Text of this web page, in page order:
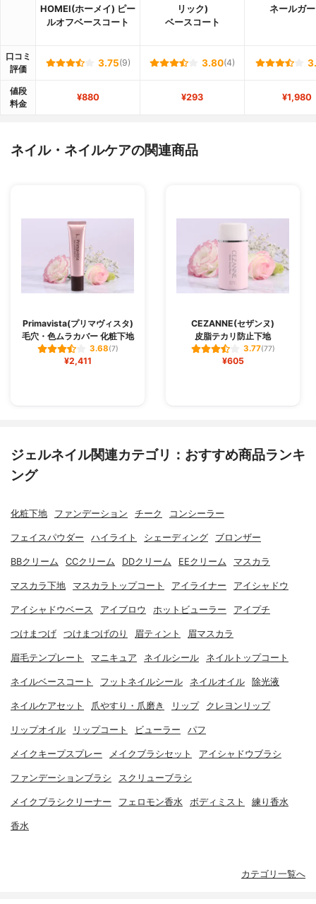
HOMEI(ホーメイ) ピー
ルオフベースコート
リック)
ベースコート
ネールガ
口コミ
評価
3.75(9) 3.80(4)
値段
料金
¥880 ¥293 ¥1,980
ネイル・ネイルケアの関連商品
Primavista(プリマヴィスタ)
毛穴・色ムラカバー 化粧下地
3.68(7)
¥2,411
CEZANNE(セザンヌ)
皮脂テカリ防止下地
3.77(77)
¥605
ジェルネイル関連カテゴリ：おすすめ商品ランキ
ング
化粧下地 ファンデーション チーク コンシーラー
フェイスパウダー ハイライト シェーディング ブロンザー
BBクリーム CCクリーム DDクリーム EEクリーム マスカラ
マスカラ下地 マスカラトップコート アイライナー アイシャドウ
アイシャドウベース アイブロウ ホットビューラー アイプチ
つけまつげ つけまつげのり 眉ティント 眉マスカラ
眉毛テンプレート マニキュア ネイルシール ネイルトップコート
ネイルベースコート フットネイルシール ネイルオイル 除光液
ネイルケアセット 爪やすり・爪磨き リップ クレヨンリップ
リップオイル リップコート ビューラー パフ
メイクキープスプレー メイクブラシセット アイシャドウブラシ
ファンデーションブラシ スクリューブラシ
メイクブラシクリーナー フェロモン香水 ボディミスト 練り香水
香水
カテゴリ一覧へ